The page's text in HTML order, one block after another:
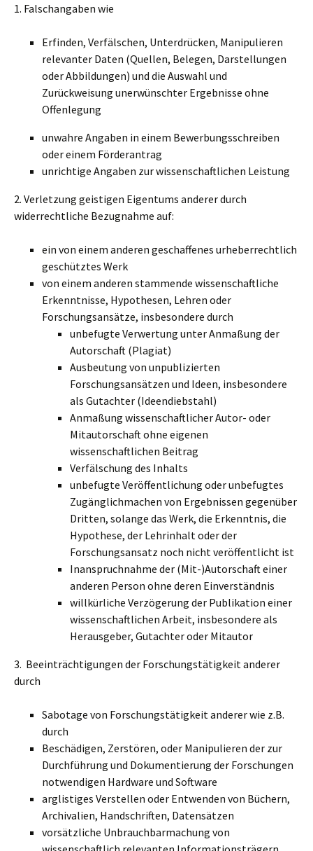
1. Falschangaben wie
Erfinden, Verfälschen, Unterdrücken, Manipulieren
relevanter Daten (Quellen, Belegen, Darstellungen
oder Abbildungen) und die Auswahl und
Zurückweisung unerwünschter Ergebnisse ohne
Offenlegung
unwahre Angaben in einem Bewerbungsschreiben
oder einem Förderantrag
unrichtige Angaben zur wissenschaftlichen Leistung
2. Verletzung geistigen Eigentums anderer durch
widerrechtliche Bezugnahme auf:
ein von einem anderen geschaffenes urheberrechtlich
geschütztes Werk
von einem anderen stammende wissenschaftliche
Erkenntnisse, Hypothesen, Lehren oder
Forschungsansätze, insbesondere durch
unbefugte Verwertung unter Anmaßung der
Autorschaft (Plagiat)
Ausbeutung von unpublizierten
Forschungsansätzen und Ideen, insbesondere
als Gutachter (Ideendiebstahl)
Anmaßung wissenschaftlicher Autor- oder
Mitautorschaft ohne eigenen
wissenschaftlichen Beitrag
Verfälschung des Inhalts
unbefugte Veröffentlichung oder unbefugtes
Zugänglichmachen von Ergebnissen gegenüber
Dritten, solange das Werk, die Erkenntnis, die
Hypothese, der Lehrinhalt oder der
Forschungsansatz noch nicht veröffentlicht ist
Inanspruchnahme der (Mit-)Autorschaft einer
anderen Person ohne deren Einverständnis
willkürliche Verzögerung der Publikation einer
wissenschaftlichen Arbeit, insbesondere als
Herausgeber, Gutachter oder Mitautor
3. Beeinträchtigungen der Forschungstätigkeit anderer
durch
Sabotage von Forschungstätigkeit anderer wie z.B.
durch
Beschädigen, Zerstören, oder Manipulieren der zur
Durchführung und Dokumentierung der Forschungen
notwendigen Hardware und Software
arglistiges Verstellen oder Entwenden von Büchern,
Archivalien, Handschriften, Datensätzen
vorsätzliche Unbrauchbarmachung von